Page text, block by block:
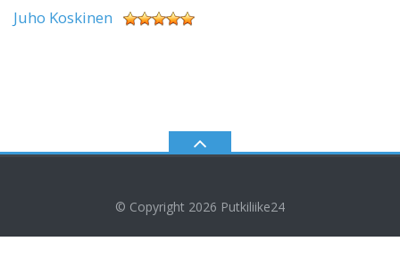
Juho Koskinen
© Copyright 2026 Putkiliike24